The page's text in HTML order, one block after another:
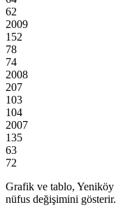
62
2009
152
78
74
2008
207
103
104
2007
135
63
72
Grafik ve tablo, Yeniköy
nüfus değişimini gösterir.